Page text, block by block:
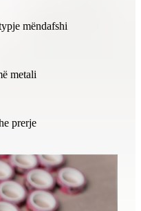
mëndafshi
metali
prerje